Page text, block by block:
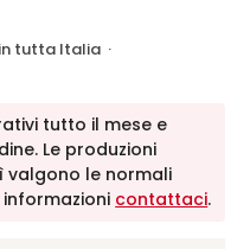
tutta Italia ·
tutto il mese e
Le produzioni
le normali
contattaci.